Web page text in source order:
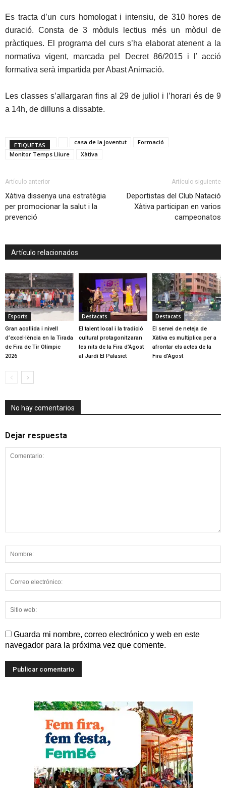
Es tracta d’un curs homologat i intensiu, de 310 hores de
duració. Consta de 3 mòduls lectius més un mòdul de
pràctiques. El programa del curs s’ha elaborat atenent a la
normativa vigent, marcada pel Decret 86/2015 i l’ acció
formativa serà impartida per Abast Animació.
Les classes s’allargaran fins al 29 de juliol i l’horari és de 9
a 14h, de dilluns a dissabte.
ETIQUETAS casa de la joventut
Formació
Monitor Temps Lliure
Xàtiva
Artículo anterior
Xàtiva dissenya una estratègia
per promocionar la salut i la
prevenció
Artículo siguiente
Deportistas del Club Natació
Xàtiva participan en varios
campeonatos
Artículo relacionados
Esports
Gran acollida i nivell
d’excel·lència en la Tirada
de Fira de Tir Olímpic
2026
Destacats
El talent local i la tradició
cultural protagonitzaran
les nits de la Fira d’Agost
al Jardí El Palasiet
Destacats
El servei de neteja de
Xàtiva es multiplica per a
afrontar els actes de la
Fira d’Agost
No hay comentarios
Dejar respuesta
Guarda mi nombre, correo electrónico y web en este
navegador para la próxima vez que comente.